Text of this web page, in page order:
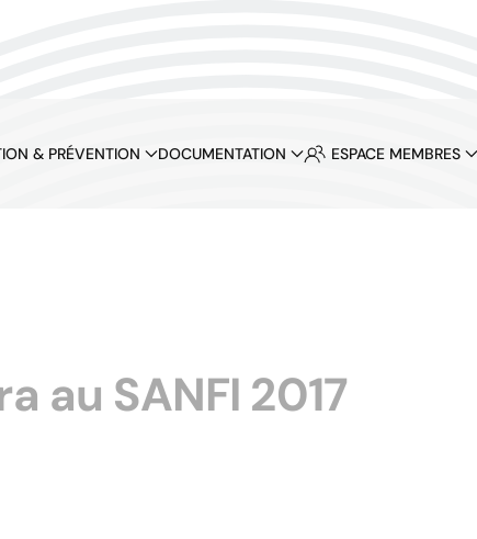
& PRÉVENTION DOCUMENTATION ESPACE MEMBRES
au SANFI 2017